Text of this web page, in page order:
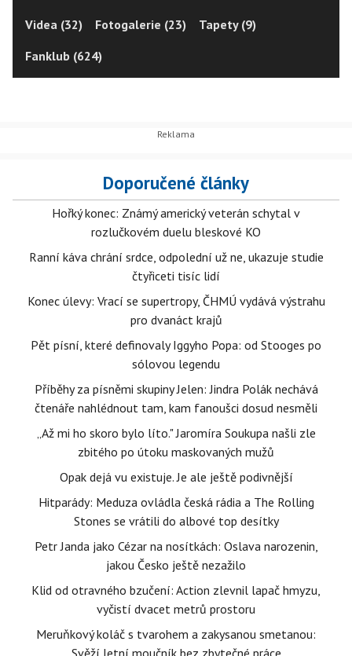
Videa (32) Fotogalerie (23)
Tapety (9)
Fanklub (624)
Doporučené články
Hořký konec: Známý americký veterán schytal v
rozlučkovém duelu bleskové KO
Ranní káva chrání srdce, odpolední už ne, ukazuje studie
čtyřiceti tisíc lidí
Konec úlevy: Vrací se supertropy, ČHMÚ vydává výstrahu
pro dvanáct krajů
Pět písní, které definovaly Iggyho Popa: od Stooges po
sólovou legendu
Příběhy za písněmi skupiny Jelen: Jindra Polák nechává
čtenáře nahlédnout tam, kam fanoušci dosud nesměli
„Až mi ho skoro bylo líto." Jaromíra Soukupa našli zle
zbitého po útoku maskovaných mužů
Opak dejá vu existuje. Je ale ještě podivnější
Hitparády: Meduza ovládla česká rádia a The Rolling
Stones se vrátili do albové top desítky
Petr Janda jako Cézar na nosítkách: Oslava narozenin,
jakou Česko ještě nezažilo
Klid od otravného bzučení: Action zlevnil lapač hmyzu,
vyčistí dvacet metrů prostoru
Meruňkový koláč s tvarohem a zakysanou smetanou:
Svěží letní moučník bez zbytečné práce